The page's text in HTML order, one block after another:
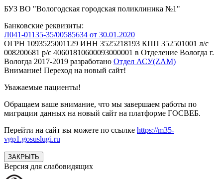
БУЗ ВО "Вологодская городская поликлиника №1"
Банковские реквизиты:
Л041-01135-35/00585634 от 30.01.2020
ОГРН 1093525001129 ИНН 3525218193 КПП 352501001 л/с
008200681 р/с 40601810600093000001 в Отделение Вологда г.
Вологда 2017-2019 разработано Отдел АСУ(ZAM)
Внимание! Переход на новый сайт!
Уважаемые пациенты!
Обращаем ваше внимание, что мы завершаем работы по
миграции данных на новый сайт на платформе ГОСВЕБ.
Перейти на сайт вы можете по ссылке https://m35-
vgp1.gosuslugi.ru
ЗАКРЫТЬ
Версия для слабовидящих